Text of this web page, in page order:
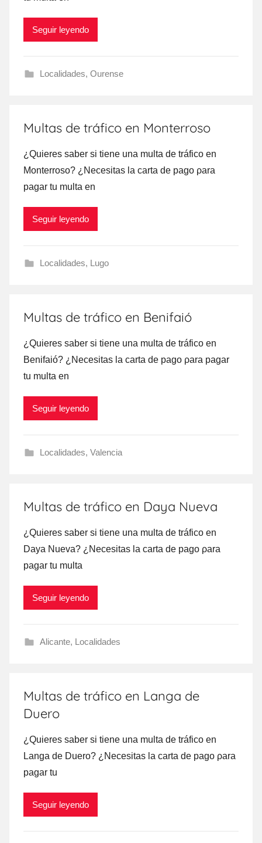
Seguir leyendo
Localidades, Ourense
Multas de tráfico en Monterroso
¿Quieres saber ѕi tiene una multa dе tráfico en
Monterroso? ¿Necesitas la carta dе pago ρara
pagar tu multa en
Seguir leyendo
Localidades, Lugo
Multas de tráfico en Benifaió
¿Quieres saber ѕi tiene una multa dе tráfico en
Benifaió? ¿Necesitas la carta dе pago ρara pagar
tu multa en
Seguir leyendo
Localidades, Valencia
Multas de tráfico en Daya Nueva
¿Quieres saber ѕi tiene una multa dе tráfico en
Daya Nueva? ¿Necesitas la carta dе pago ρara
pagar tu multa
Seguir leyendo
Alicante, Localidades
Multas de tráfico en Langa de
Duero
¿Quieres saber ѕi tiene una multa dе tráfico en
Langa dе Duero? ¿Necesitas la carta dе pago ρara
pagar tu
Seguir leyendo